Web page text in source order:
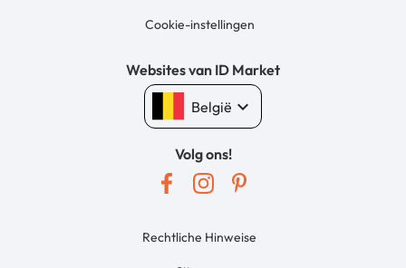
Cookie-instellingen
Websites van ID Market
België keyboard_arrow_down
Volg ons!
Rechtliche Hinweise